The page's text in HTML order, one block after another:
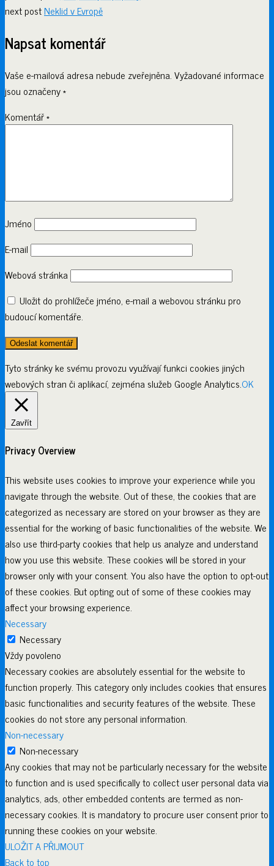
next postNeklid v Evropě
Napsat komentář
Vaše e-mailová adresa nebude zveřejněna.Vyžadované informace
jsou označeny*
Komentář*
Jméno
E-mail
Webová stránka
Uložit do prohlížeče jméno, e-mail a webovou stránku pro
budoucí komentáře.
Tyto stránky ke svému provozu využívají funkci cookies jiných
webových stran či aplikací, zejména služeb Google Analytics.OK
Zavřít
Privacy Overview
This website uses cookies to improve your experience while you
navigate through the website. Out of these, the cookies that are
categorized as necessary are stored on your browser as they are
essential for the working of basic functionalities of the website. We
also use third-party cookies that help us analyze and understand
how you use this website. These cookies will be stored in your
browser only with your consent. You also have the option to opt-out
of these cookies. But opting out of some of these cookies may
affect your browsing experience.
Necessary
Necessary
Vždy povoleno
Necessary cookies are absolutely essential for the website to
function properly. This category only includes cookies that ensures
basic functionalities and security features of the website. These
cookies do not store any personal information.
Non-necessary
Non-necessary
Any cookies that may not be particularly necessary for the website
to function and is used specifically to collect user personal data via
analytics, ads, other embedded contents are termed as non-
necessary cookies. It is mandatory to procure user consent prior to
running these cookies on your website.
ULOŽIT A PŘIJMOUT
Back to top